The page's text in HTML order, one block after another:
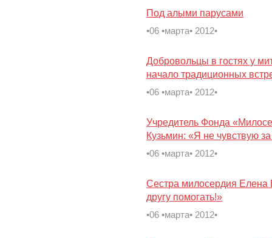
Под алыми парусами
•06 •марта• 2012•
Добровольцы в гостях у
начало традиционных
•06 •марта• 2012•
Учредитель Фонда
Кузьмин: «Я не чувствую
•06 •марта• 2012•
Сестра милосердия Елена
другу помогать!»
•06 •марта• 2012•